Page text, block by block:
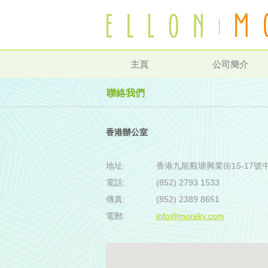
主頁 公司簡介
聯絡我們
香港辦公室
地址:
香港九龍觀塘興業街15-17號
電話:
(852) 2793 1533
傳真:
(852) 2389 8651
電郵:
info@moreky.com